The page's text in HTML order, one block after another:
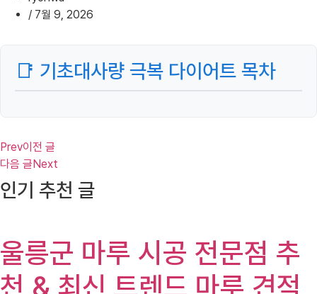
/ 7월 9, 2026
📑 기초대사량 극복 다이어트 목차
Prev이전 글
다음 글Next
인기 추천 글
울릉군 마루 시공 전문점 추
천 & 최신 트렌드 마루 견적